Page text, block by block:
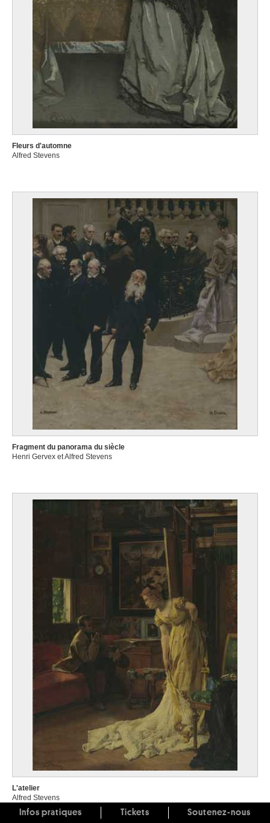
Fleurs d'automne
Alfred Stevens
Fragment du panorama du siècle
Henri Gervex et Alfred Stevens
L'atelier
Alfred Stevens
Infos pratiques Tickets Soutenez-nous